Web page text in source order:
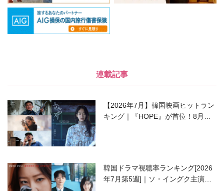
連載記事
【2026年7月】韓国映画ヒットラン
キング｜『HOPE』が首位！8月公
韓国ドラマ視聴率ランキング[2026
年7月第5週]｜ソ・イングク主演の